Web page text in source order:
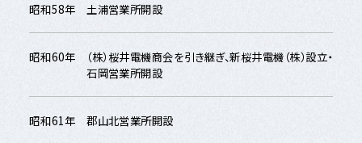
昭和58年 土浦営業所開設
昭和60年
（株）桜井電機商会を引き継ぎ、新桜井電機（株）設立・
石岡営業所開設
昭和61年 郡山北営業所開設